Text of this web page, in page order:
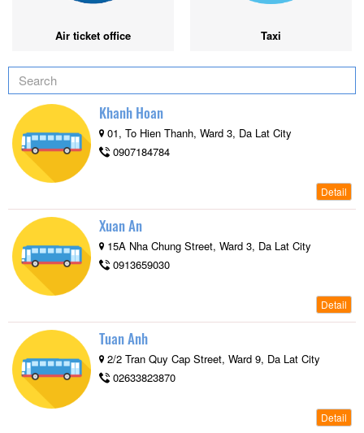
Air ticket office Taxi
Khanh Hoan
01, To Hien Thanh, Ward 3, Da Lat City
0907184784
Detail
Xuan An
15A Nha Chung Street, Ward 3, Da Lat City
0913659030
Detail
Tuan Anh
2/2 Tran Quy Cap Street, Ward 9, Da Lat City
02633823870
Detail